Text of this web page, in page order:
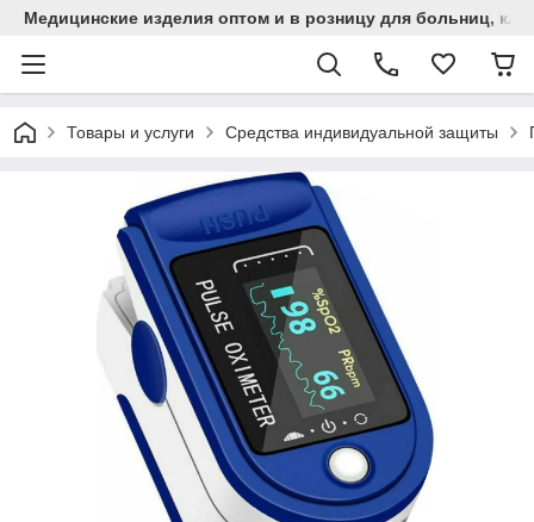
Медицинские изделия оптом и в розницу для больниц,
Товары и услуги Средства индивидуальной защиты